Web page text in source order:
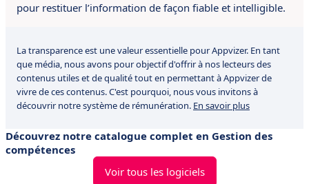
pour restituer l’information de façon fiable et intelligible.
La transparence est une valeur essentielle pour Appvizer. En tant
que média, nous avons pour objectif d'offrir à nos lecteurs des
contenus utiles et de qualité tout en permettant à Appvizer de
vivre de ces contenus. C'est pourquoi, nous vous invitons à
découvrir notre système de rémunération. En savoir plus
Découvrez notre catalogue complet en Gestion des
compétences
Voir tous les logiciels